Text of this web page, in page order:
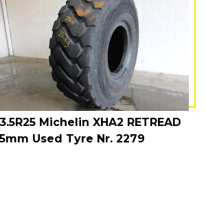
Michelin XHA2 RETREAD
Used Tyre Nr. 2279